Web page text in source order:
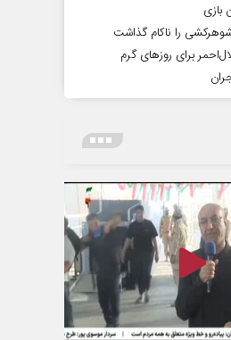
بازی
را ناکام گذاشت
برای روز‌های گرم